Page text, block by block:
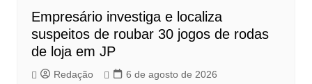
Empresário investiga e localiza
suspeitos de roubar 30 jogos de rodas
de loja em JP
Redação 6 de agosto de 2026